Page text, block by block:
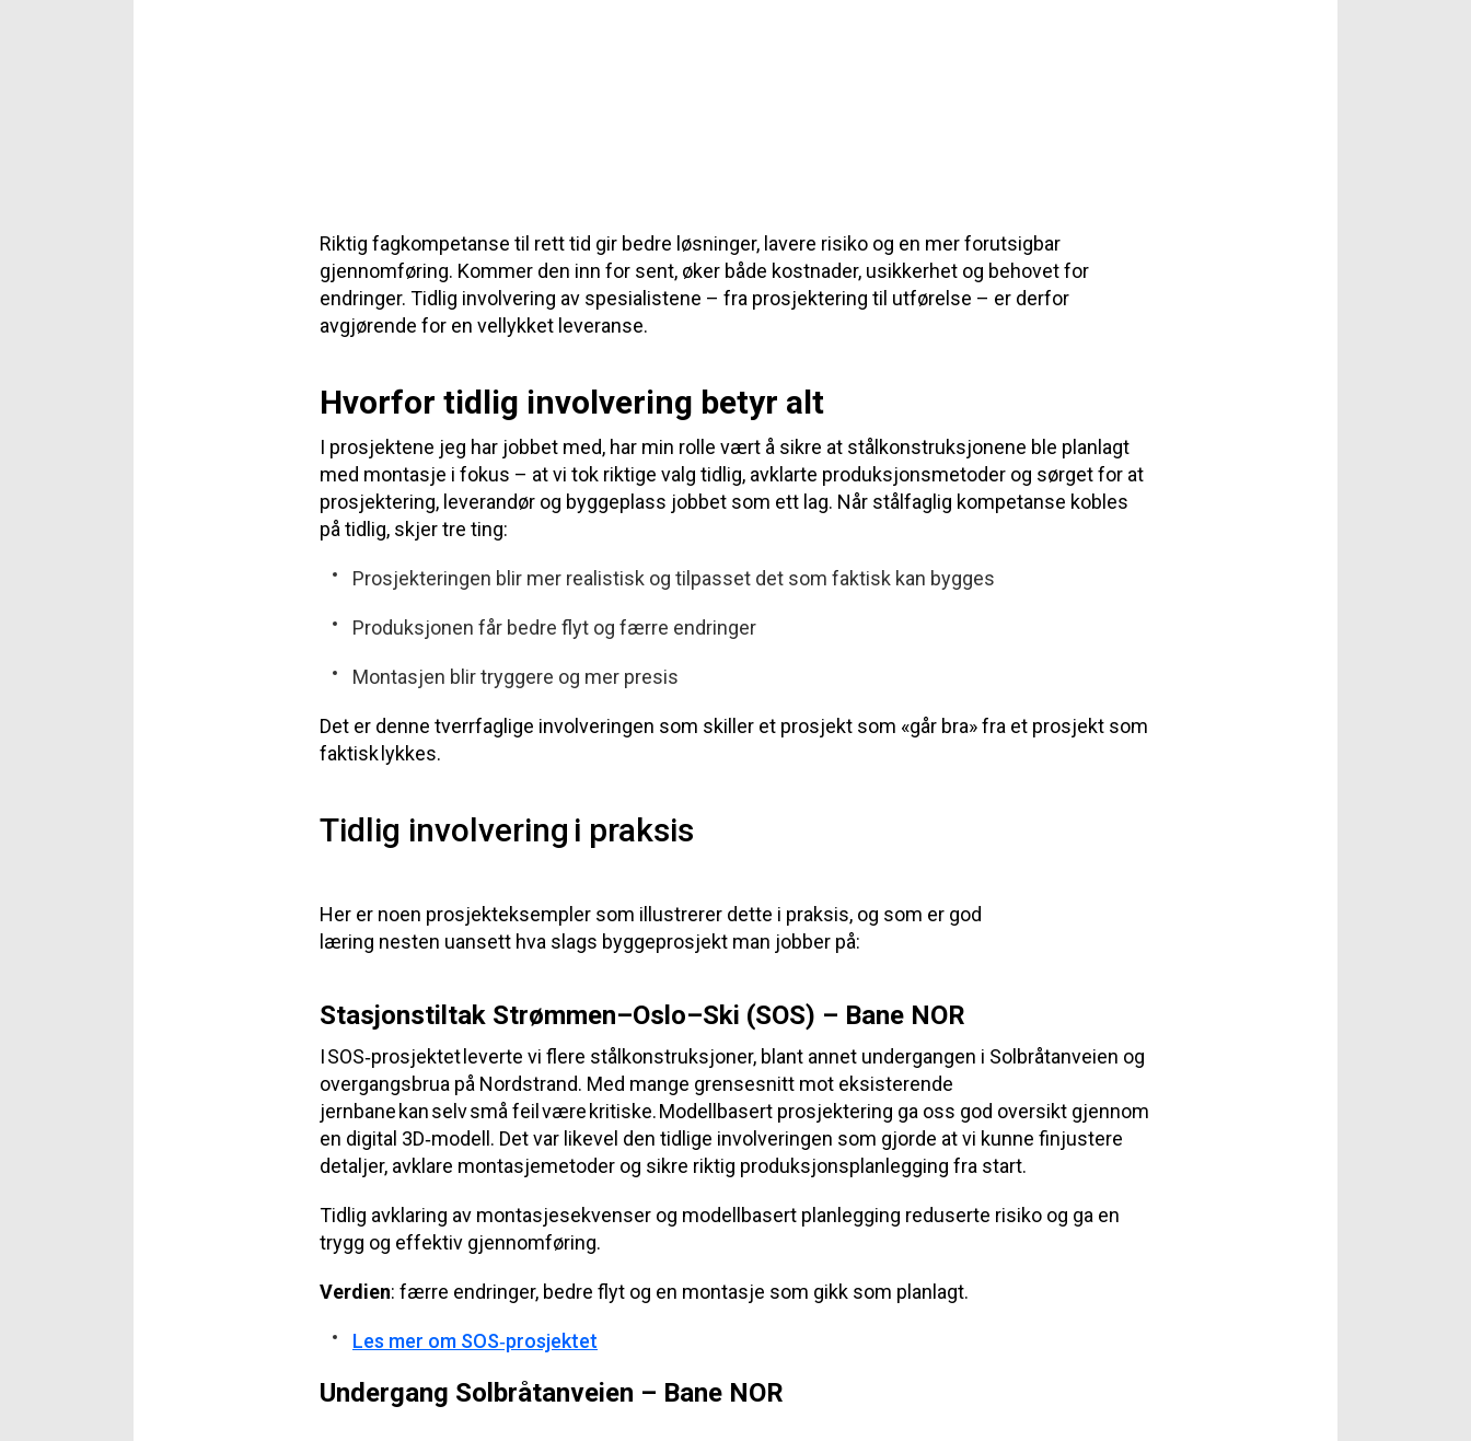
Riktig fagkompetanse til rett tid gir bedre løsninger, lavere risiko og en mer forutsigbar
gjennomføring. Kommer den inn for sent, øker både kostnader, usikkerhet og behovet for
endringer. Tidlig involvering av spesialistene – fra prosjektering til utførelse – er derfor
avgjørende for en vellykket leveranse.
Hvorfor tidlig involvering betyr alt
I prosjektene jeg har jobbet med, har min rolle vært å sikre at stålkonstruksjonene ble planlagt
med montasje i fokus – at vi tok riktige valg tidlig, avklarte produksjonsmetoder og sørget for at
prosjektering, leverandør og byggeplass jobbet som ett lag. Når stålfaglig kompetanse kobles
på tidlig, skjer tre ting:
Prosjekteringen blir mer realistisk og tilpasset det som faktisk kan bygges
Produksjonen får bedre flyt og færre endringer
Montasjen blir tryggere og mer presis
Det er denne tverrfaglige involveringen som skiller et prosjekt som «går bra» fra et prosjekt som
faktisk lykkes.
Tidlig involvering i praksis
Her er noen prosjekteksempler som illustrerer dette i praksis, og som er god
æring nesten uansett hva slags byggeprosjekt man jobber på:
Stasjonstiltak Strømmen–Oslo–Ski (SOS) – Bane NOR
I SOS‑prosjektet leverte vi flere stålkonstruksjoner, blant annet undergangen i Solbråtanveien og
overgangsbrua på Nordstrand. Med mange grensesnitt mot eksisterende
jernbane kan selv små feil være kritiske.Modellbasert prosjektering ga oss god oversikt gjennom
en digital 3D‑modell. Det var likevel den tidlige involveringen som gjorde at vi kunne finjustere
detaljer, avklare montasjemetoder og sikre riktig produksjonsplanlegging fra start.
Tidlig avklaring av montasjesekvenser og modellbasert planlegging reduserte risiko og ga en
trygg og effektiv gjennomføring.
Verdien: færre endringer, bedre flyt og en montasje som gikk som planlagt.
Les mer om SOS‑prosjektet
Undergang Solbråtanveien – Bane NOR